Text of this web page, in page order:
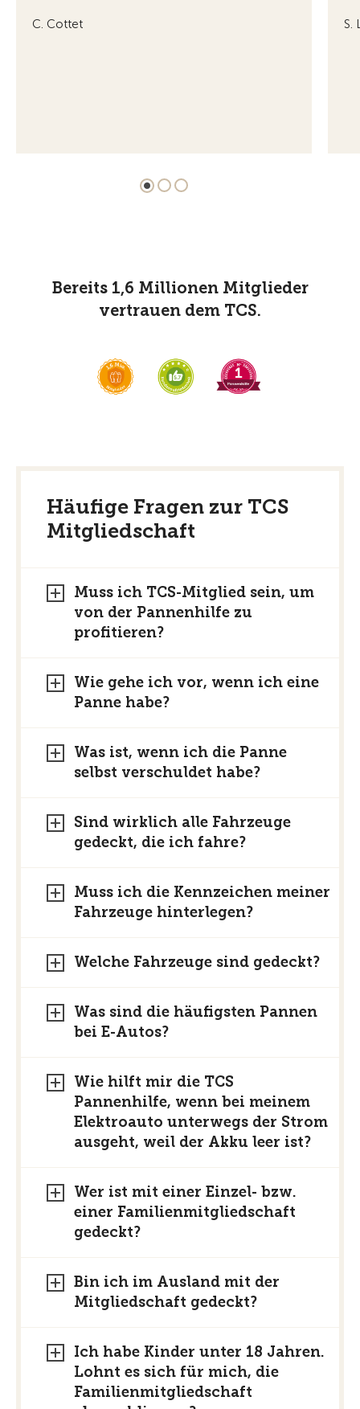
C. Cottet S.
Bereits 1,6 Millionen Mitglieder
vertrauen dem TCS.
Häufige Fragen zur TCS
Mitgliedschaft
Muss ich TCS-Mitglied sein, um
von der Pannenhilfe zu
profitieren?
Wie gehe ich vor, wenn ich eine
Panne habe?
Was ist, wenn ich die Panne
selbst verschuldet habe?
Sind wirklich alle Fahrzeuge
gedeckt, die ich fahre?
Muss ich die Kennzeichen meiner
Fahrzeuge hinterlegen?
Welche Fahrzeuge sind gedeckt?
Was sind die häufigsten Pannen
bei E-Autos?
Wie hilft mir die TCS
Pannenhilfe, wenn bei meinem
Elektroauto unterwegs der Strom
ausgeht, weil der Akku leer ist?
Wer ist mit einer Einzel- bzw.
einer Familienmitgliedschaft
gedeckt?
Bin ich im Ausland mit der
Mitgliedschaft gedeckt?
Ich habe Kinder unter 18 Jahren.
Lohnt es sich für mich, die
Familienmitgliedschaft